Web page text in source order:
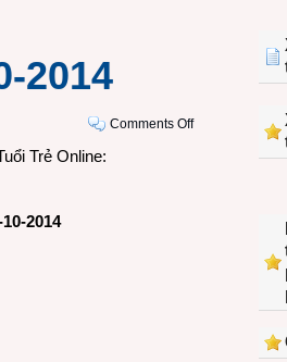
2014
Comments Offon
Trẻ Online:
2014